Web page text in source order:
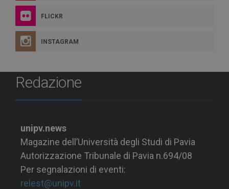
FLICKR
INSTAGRAM
Redazione
unipv.news
Magazine dell’Università degli Studi di Pavia
Autorizzazione Tribunale di Pavia n.694/08
Per segnalazioni di eventi:
relest@unipv.it